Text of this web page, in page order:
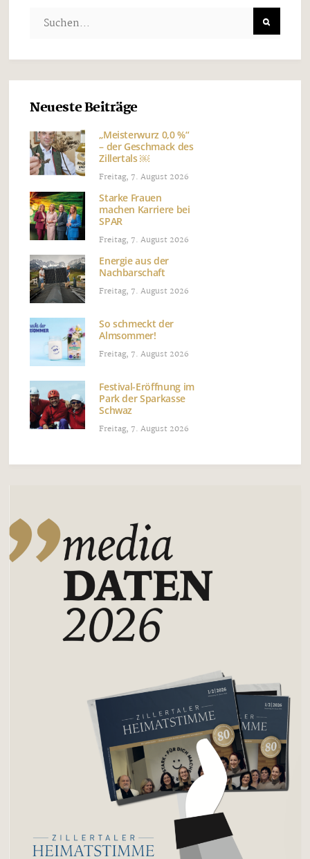
Neueste Beiträge
„Meisterwurz 0,0 %“
– der Geschmack des
Zillertals ￼
Freitag, 7. August 2026
Starke Frauen
machen Karriere bei
SPAR
Freitag, 7. August 2026
Energie aus der
Nachbarschaft
Freitag, 7. August 2026
So schmeckt der
Almsommer!
Freitag, 7. August 2026
Festival-Eröffnung im
Park der Sparkasse
Schwaz
Freitag, 7. August 2026